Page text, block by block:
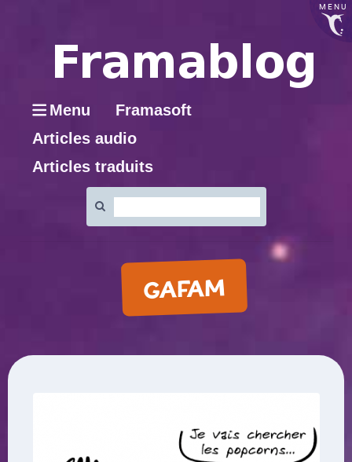
MENU
Menu
Framasoft
Articles audio
Articles traduits
:
GAFAM